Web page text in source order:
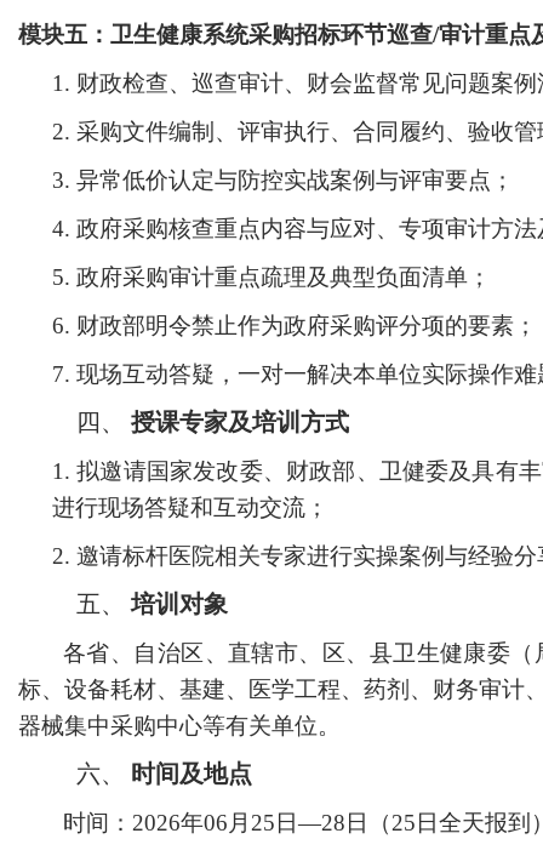
模块五： 卫生健康系统采购招标环节巡查/审计重点
1. 财政检查、巡查审计、财会监督常见问题案
2. 采购文件编制、评审执行、合同履约、验收
3. 异常低价认定与防控实战案例与评审要点；
4. 政府采购核查重点内容与应对、专项审计方
5. 政府采购审计重点疏理及典型负面清单；
6. 财政部明令禁止作为政府采购评分项的要素；
7. 现场互动答疑，一对一解决本单位实际操作难
四、 授课专家及培训方式
1.拟邀请国家发改委、财政部、卫健委及具有
进行现场答疑和互动交流 ；
2. 邀请标杆医院相关专家进行实操案例与经验分
五、培训对象
各省、自治区、直辖市、区、县卫生健康委
标、设备耗材、基建、医学工程、药剂、财务审计
器械集中采购中心等有关单位。
六、 时间及地点
时间： 2026年06 月 25日—28日（25日全天报到